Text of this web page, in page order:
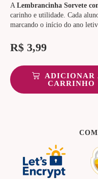
A Lembrancinha Sorvete
carinho e utilidade. Cada
marcando o início do ano
R$ 3,99
ADICIONAR
CARRINHO